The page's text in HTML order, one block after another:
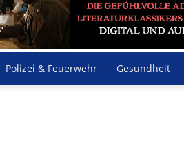
Polizei & Feuerwehr Gesundheit